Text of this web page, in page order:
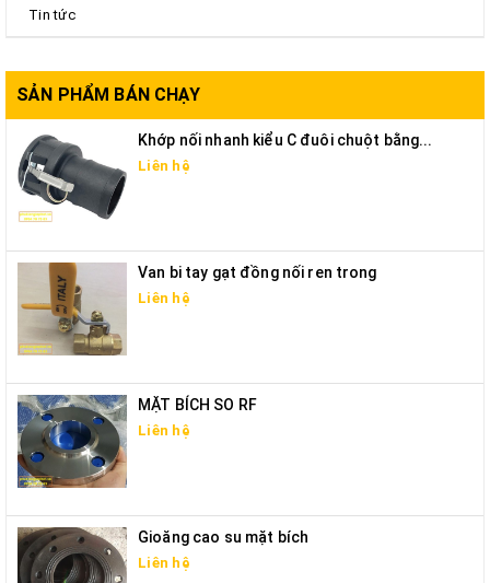
Tin tức
SẢN PHẨM BÁN CHẠY
Khớp nối nhanh kiểu C đuôi chuột bằng...
Liên hệ
Van bi tay gạt đồng nối ren trong
Liên hệ
MẶT BÍCH SO RF
Liên hệ
Gioăng cao su mặt bích
Liên hệ